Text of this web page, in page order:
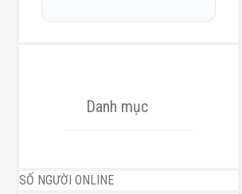
Danh mục
SỐ NGƯỜI ONLINE